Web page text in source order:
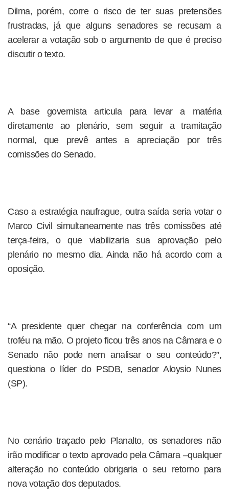
Dilma, porém, corre o risco de ter suas pretensões
frustradas, já que alguns senadores se recusam a
acelerar a votação sob o argumento de que é preciso
discutir o texto.
A base governista articula para levar a matéria
diretamente ao plenário, sem seguir a tramitação
normal, que prevê antes a apreciação por três
comissões do Senado.
Caso a estratégia naufrague, outra saída seria votar o
Marco Civil simultaneamente nas três comissões até
terça-feira, o que viabilizaria sua aprovação pelo
plenário no mesmo dia. Ainda não há acordo com a
oposição.
“A presidente quer chegar na conferência com um
troféu na mão. O projeto ficou três anos na Câmara e o
Senado não pode nem analisar o seu conteúdo?”,
questiona o líder do PSDB, senador Aloysio Nunes
(SP).
No cenário traçado pelo Planalto, os senadores não
irão modificar o texto aprovado pela Câmara –qualquer
alteração no conteúdo obrigaria o seu retorno para
nova votação dos deputados.